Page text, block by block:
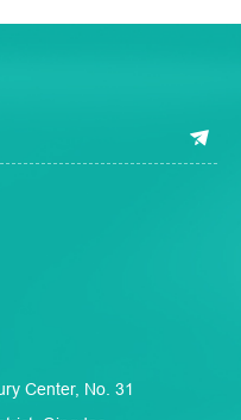
Center, No. 31